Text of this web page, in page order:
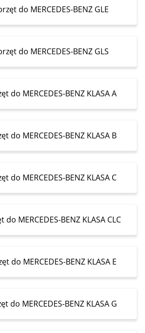
do MERCEDES-BENZ GLE
do MERCEDES-BENZ GLS
do MERCEDES-BENZ KLASA A
do MERCEDES-BENZ KLASA B
do MERCEDES-BENZ KLASA C
MERCEDES-BENZ KLASA CLC
do MERCEDES-BENZ KLASA E
do MERCEDES-BENZ KLASA G